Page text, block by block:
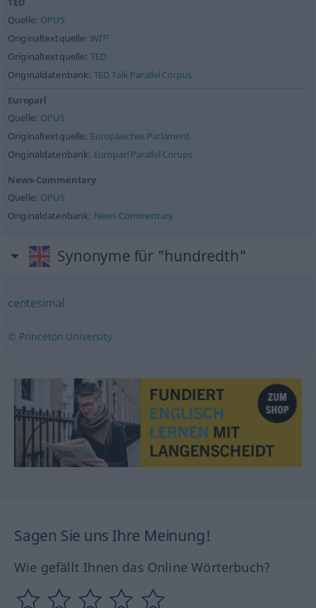
TED
Quelle: OPUS
Originaltextquelle: WIT³
Originaltextquelle: TED
Originaldatenbank: TED Talk Parallel Corpus
Europarl
Quelle: OPUS
Originaltextquelle: Europäisches Parlament
Originaldatenbank: Europarl Parallel Corups
News-Commentary
Quelle: OPUS
Originaldatenbank: News Commentary
Synonyme für "hundredth"
centesimal
© Princeton University
Sagen Sie uns Ihre Meinung!
Wie gefällt Ihnen das Online Wörterbuch?